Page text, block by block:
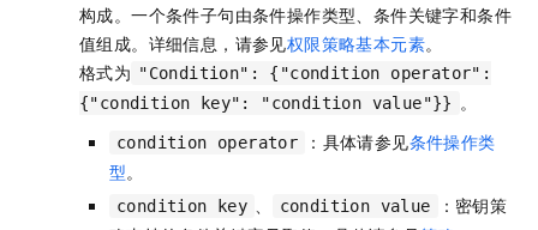
构成。一个条件子句由条件操作类型、条件关键字和条件
值组成。详细信息，请参见权限策略基本元素。
格式为 "Condition": {"condition operator":
{"condition key": "condition value"}}
。
condition operator ：具体请参见条件操作类
型。
condition key condition value
：密钥策